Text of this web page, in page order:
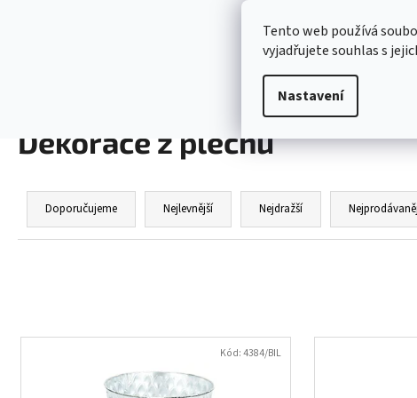
Tento web používá
vyjadřujete souhlas s
Nastavení
JARO - VELIKONOCE
Dekorace z plechu
Ř
z
Doporučujeme Nejlevnější Nejdražší
V
Kód:4384/BIL